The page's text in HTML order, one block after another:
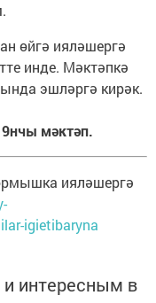
өйгә ияләшергә
инде. Мәктәпкә
эшләргә кирәк.
мәктәп.
ияләшергә
igietibaryna
интересным в